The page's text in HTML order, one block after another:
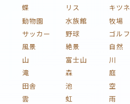
蝶
リス キツネ
動物園
水族館 牧場
サッカー
野球 ゴルフ
風景
絶景 自然
山
富士山 川
滝
森 庭
田舎
池 空
雲
虹 雨